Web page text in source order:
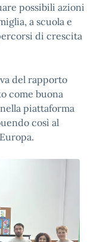
possibili azioni
a scuola e
di crescita
del rapporto
come buona
piattaforma
così al